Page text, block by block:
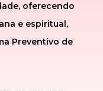
oferecendo
e espiritual,
Preventivo de